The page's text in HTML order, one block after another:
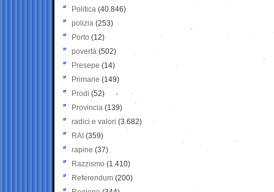
Politica (40.846)
polizia (253)
Porto (12)
povertà (502)
Presepe (14)
Primarie (149)
Prodi (52)
Provincia (139)
radici e valori (3.682)
RAI (359)
rapine (37)
Razzismo (1.410)
Referendum (200)